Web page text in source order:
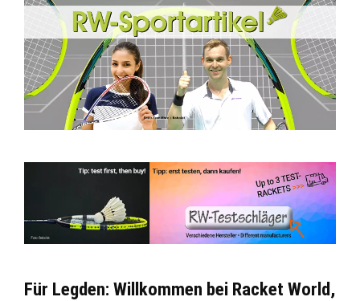
Für Legden: Willkommen bei Racket World,